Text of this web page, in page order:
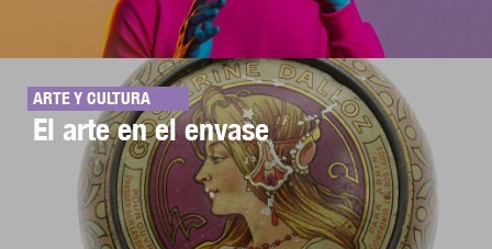
ARTE Y CULTURA
El arte en el envase